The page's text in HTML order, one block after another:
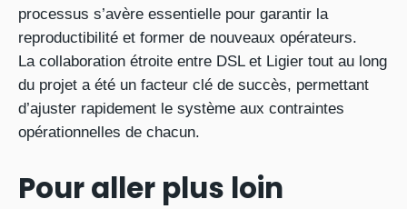
processus s’avère essentielle pour garantir la
reproductibilité et former de nouveaux opérateurs.
La collaboration étroite entre DSL et Ligier tout au long
du projet a été un facteur clé de succès, permettant
d’ajuster rapidement le système aux contraintes
opérationnelles de chacun.
Pour aller plus loin